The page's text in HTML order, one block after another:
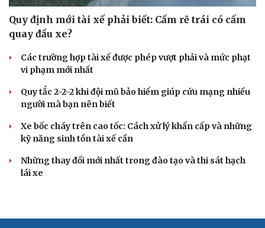
Quy định mới tài xế phải biết: Cấm rẽ trái có cấm
quay đầu xe?
Các trường hợp tài xế được phép vượt phải và mức phạt
vi phạm mới nhất
Quy tắc 2-2-2 khi đội mũ bảo hiểm giúp cứu mạng nhiều
người mà bạn nên biết
Xe bốc cháy trên cao tốc: Cách xử lý khẩn cấp và những
kỹ năng sinh tồn tài xế cần
Những thay đổi mới nhất trong đào tạo và thi sát hạch
lái xe